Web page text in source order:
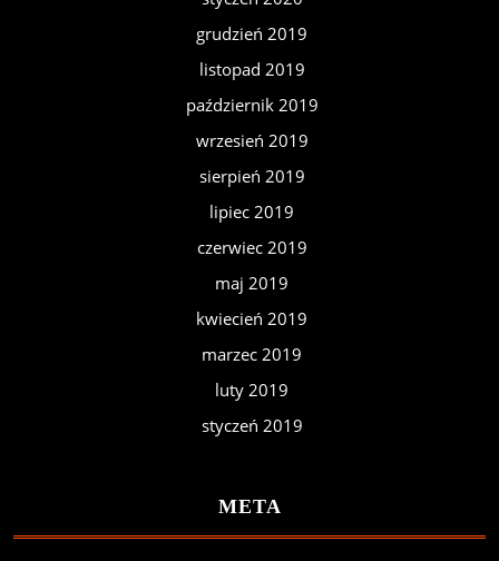
grudzień 2019
listopad 2019
październik 2019
wrzesień 2019
sierpień 2019
lipiec 2019
czerwiec 2019
maj 2019
kwiecień 2019
marzec 2019
luty 2019
styczeń 2019
META